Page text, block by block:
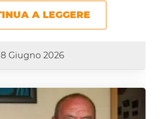
A LEGGERE
Giugno 2026